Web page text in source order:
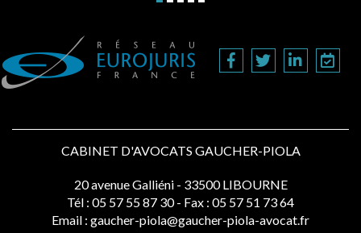
CABINET D'AVOCATS GAUCHER-PIOLA
20 avenue Galliéni - 33500 LIBOURNE
Tél : 05 57 55 87 30 - Fax : 05 57 51 73 64
Email : gaucher-piola@gaucher-piola-avocat.fr